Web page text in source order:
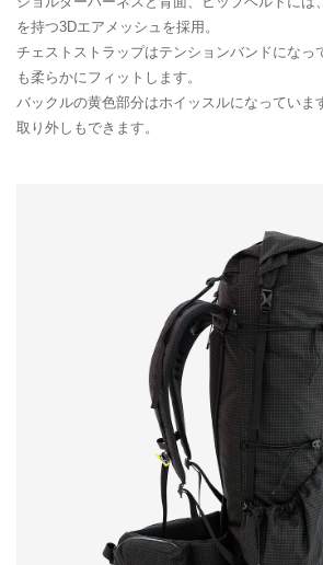
を持つ3Dエアメッシュを採用。
チェストストラップはテンションバンドになっ
も柔らかにフィットします。
バックルの黄色部分はホイッスルになっていま
取り外しもできます。